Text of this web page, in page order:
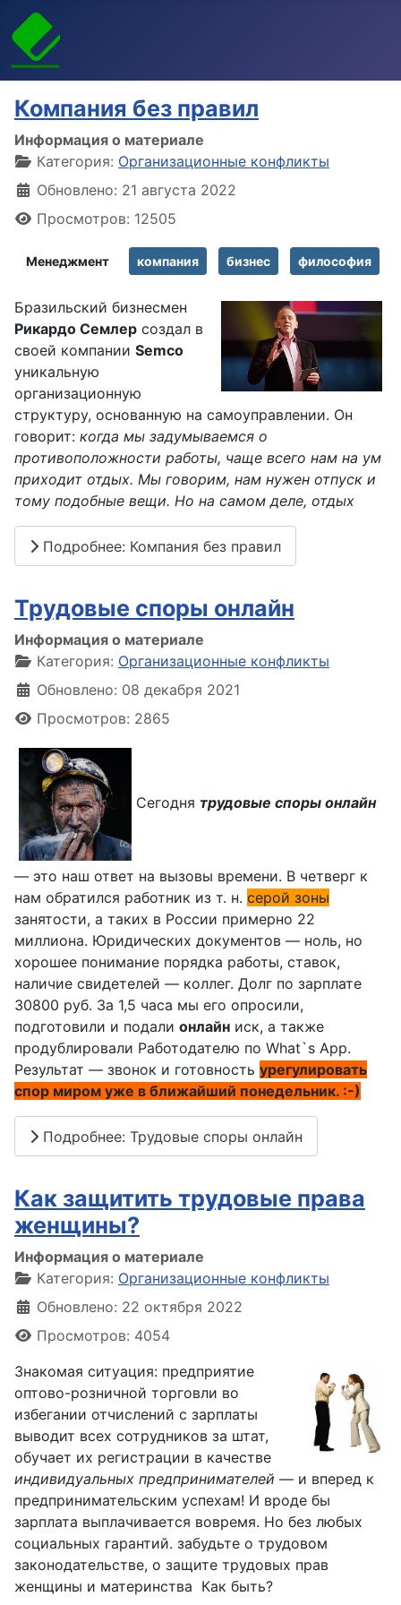
Компания без правил
Информация о материале
Категория: Организационные конфликты
Обновлено: 21 августа 2022
Просмотров: 12505
Менеджмент компания бизнес философия
Бразильский бизнесмен
Рикардо Семлер создал в
своей компании Semco
уникальную
организационную
структуру, основанную на самоуправлении. Он
говорит: когда мы задумываемся о
противоположности работы, чаще всего нам на ум
приходит отдых. Мы говорим, нам нужен отпуск и
тому подобные вещи. Но на самом деле, отдых
Подробнее: Компания без правил
Трудовые споры онлайн
Информация о материале
Категория: Организационные конфликты
Обновлено: 08 декабря 2021
Просмотров: 2865
Сегодня трудовые споры онлайн
— это наш ответ на вызовы времени. В четверг к
нам обратился работник из т. н. серой зоны
занятости, а таких в России примерно 22
миллиона. Юридических документов — ноль, но
хорошее понимание порядка работы, ставок,
наличие свидетелей — коллег. Долг по зарплате
30800 руб. За 1,5 часа мы его опросили,
подготовили и подали онлайн иск, а также
продублировали Работодателю по What`s App.
Результат — звонок и готовность урегулировать
спор миром уже в ближайший понедельник. :-)
Подробнее: Трудовые споры онлайн
Как защитить трудовые права
женщины?
Информация о материале
Категория: Организационные конфликты
Обновлено: 22 октября 2022
Просмотров: 4054
Знакомая ситуация: предприятие
оптово-розничной торговли во
избегании отчислений с зарплаты
выводит всех сотрудников за штат,
обучает их регистрации в качестве
индивидуальных предпринимателей — и вперед к
предпринимательским успехам! И вроде бы
зарплата выплачивается вовремя. Но без любых
социальных гарантий. забудьте о трудовом
законодательстве, о защите трудовых прав
женщины и материнства Как быть?